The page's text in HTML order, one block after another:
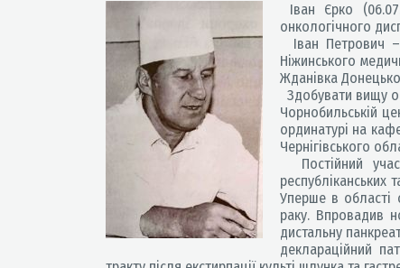
Іван Єрко
онкологічного
Іван Петрович –
Ніжинського
Жданівка
Здобувати вищу
Чорнобильській
ординатурі на
Чернігівського
Постійний
республіканських
Уперше в області
раку. Впровадив
дистальну
деклараційний